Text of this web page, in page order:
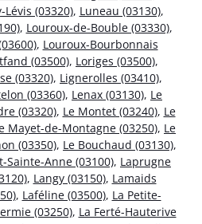
Lévis (03320), Luneau (03130),
, Louroux-de-Bouble (03330),
, Louroux-Bourbonnais
(03500), Loriges (03500),
(03320), Lignerolles (03410),
(03360), Lenax (03130), Le
(03320), Le Montet (03240), Le
Mayet-de-Montagne (03250), Le
(03350), Le Bouchaud (03130),
Sainte-Anne (03100), Laprugne
, Langy (03150), Lamaids
, Laféline (03500), La Petite-
(03250), La Ferté-Hauterive